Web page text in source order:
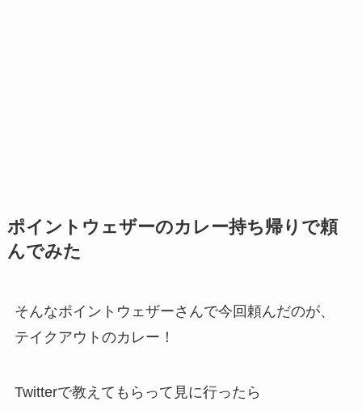
ポイントウェザーのカレー持ち帰りで頼
んでみた
そんなポイントウェザーさんで今回頼んだのが、
テイクアウトのカレー！
Twitterで教えてもらって見に行ったら